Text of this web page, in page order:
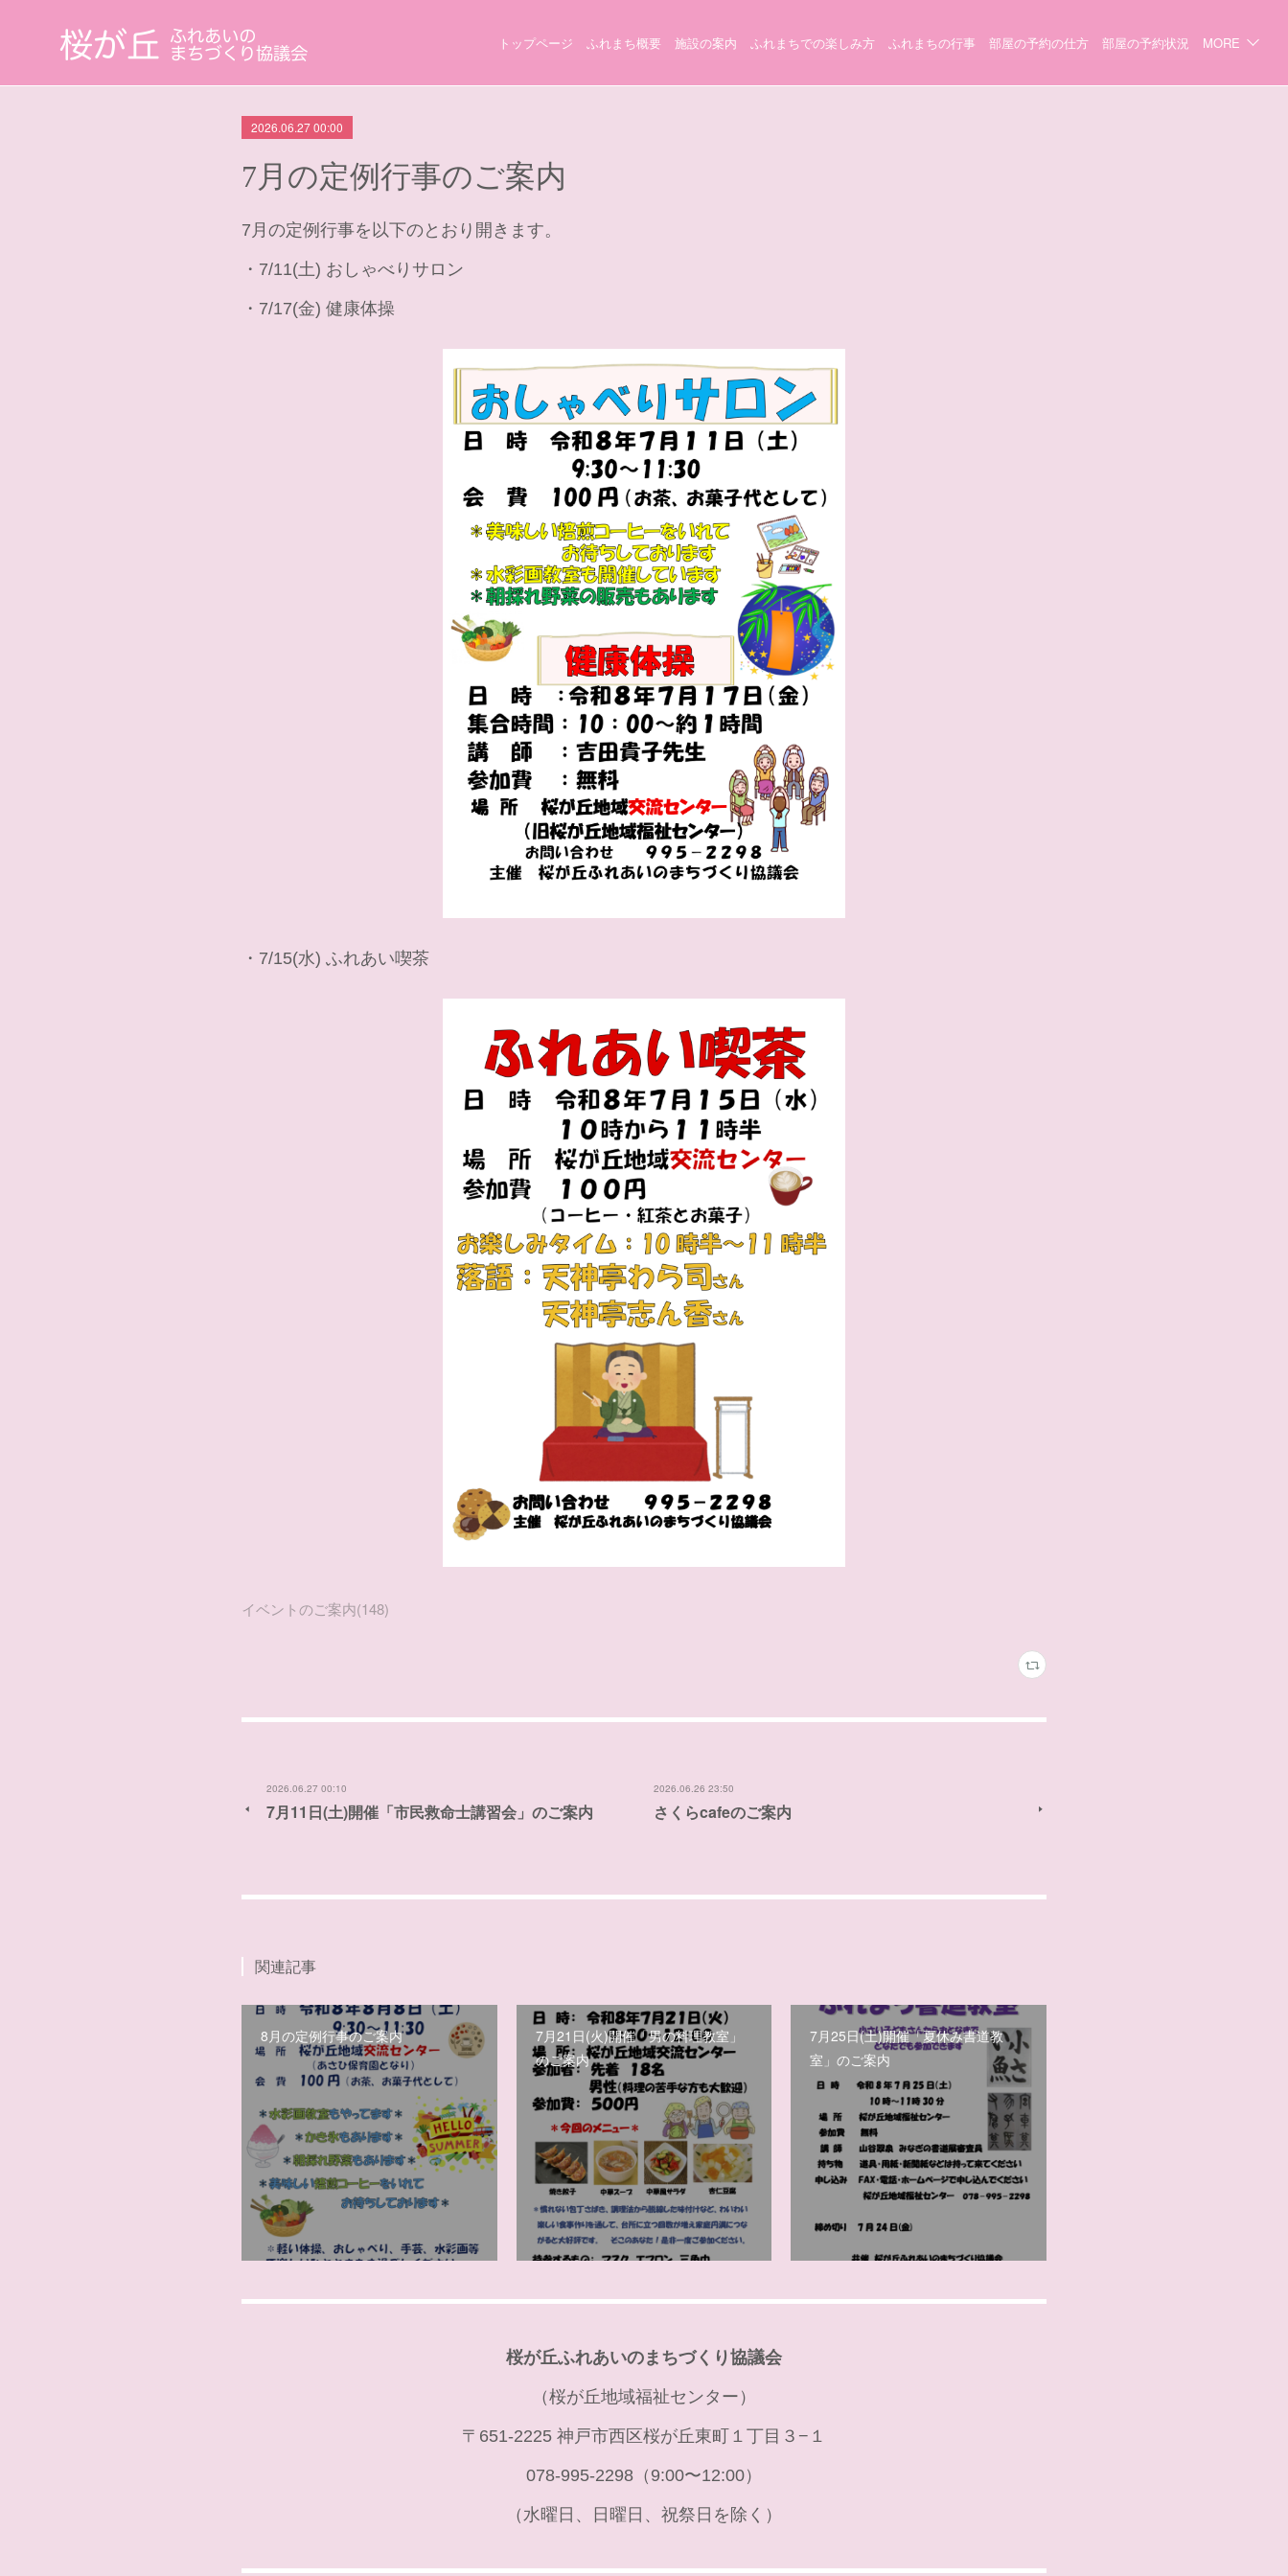
トップページ ふれまち概要 施設の案内 ふれまちでの楽しみ方 ふれまちの行事 部屋の予約の仕方 部屋の予約状況 MORE
2026.06.27 00:00
7月の定例行事のご案内
7月の定例行事を以下のとおり開きます。
・7/11(土) おしゃべりサロン
・7/17(金) 健康体操
・7/15(水) ふれあい喫茶
イベントのご案内(148)
2026.06.27 00:10
7月11日(土)開催「市民救命士講習会」のご案内
2026.06.26 23:50
さくらcafeのご案内
関連記事
8月の定例行事のご案内
7月21日(火)開催「男の料理教室」
のご案内
7月25日(土)開催「夏休み書道教
室」のご案内
桜が丘ふれあいのまちづくり協議会
（桜が丘地域福祉センター）
〒651-2225 神戸市西区桜が丘東町１丁目３−１
078-995-2298（9:00〜12:00）
（水曜日、日曜日、祝祭日を除く）